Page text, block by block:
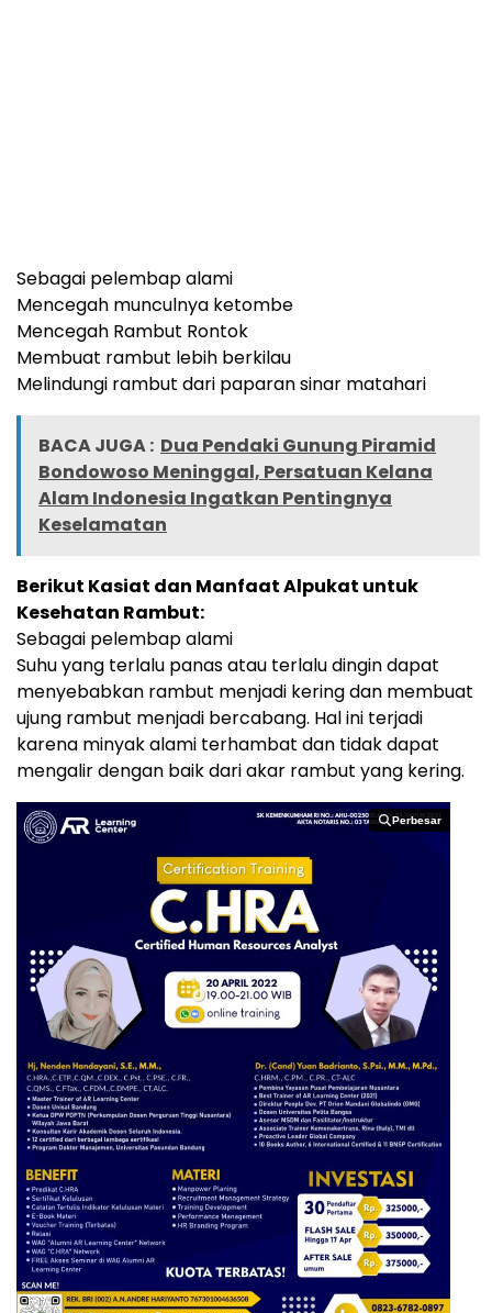
Sebagai pelembap alami
Mencegah munculnya ketombe
Mencegah Rambut Rontok
Membuat rambut lebih berkilau
Melindungi rambut dari paparan sinar matahari
BACA JUGA : Dua Pendaki Gunung Piramid
Bondowoso Meninggal, Persatuan Kelana
Alam Indonesia Ingatkan Pentingnya
Keselamatan
Berikut Kasiat dan Manfaat Alpukat untuk
Kesehatan Rambut:
Sebagai pelembap alami
Suhu yang terlalu panas atau terlalu dingin dapat
menyebabkan rambut menjadi kering dan membuat
ujung rambut menjadi bercabang. Hal ini terjadi
karena minyak alami terhambat dan tidak dapat
mengalir dengan baik dari akar rambut yang kering.
Perbesar
Perbesar